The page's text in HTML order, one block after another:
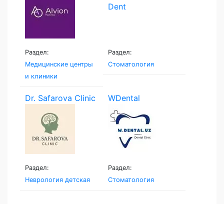
Раздел:
Медицинские центры
и клиники
Раздел:
Стоматология
Dr. Safarova Clinic
Раздел:
Неврология детская
WDental
Раздел:
Стоматология